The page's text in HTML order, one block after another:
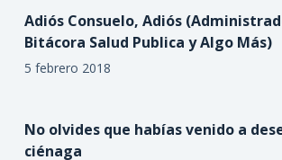
Adiós Consuelo, Adiós
Bitácora Salud Publica y Algo Más)
5 febrero 2018
No olvides que habías venido a
ciénaga